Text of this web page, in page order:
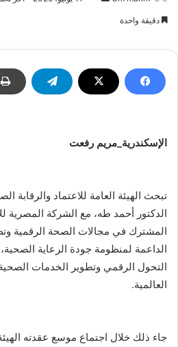
دقيقة واحدة
الإسكندرية_مريم رفعت
المشترك في مجالات الصحة الرقمية
الداعمة لمنظومة جودة الرعاية
التحول الرقمي وتطوير الخدمات الصحية
العالمية.
جاء ذلك خلال اجتماع موسع عقدته